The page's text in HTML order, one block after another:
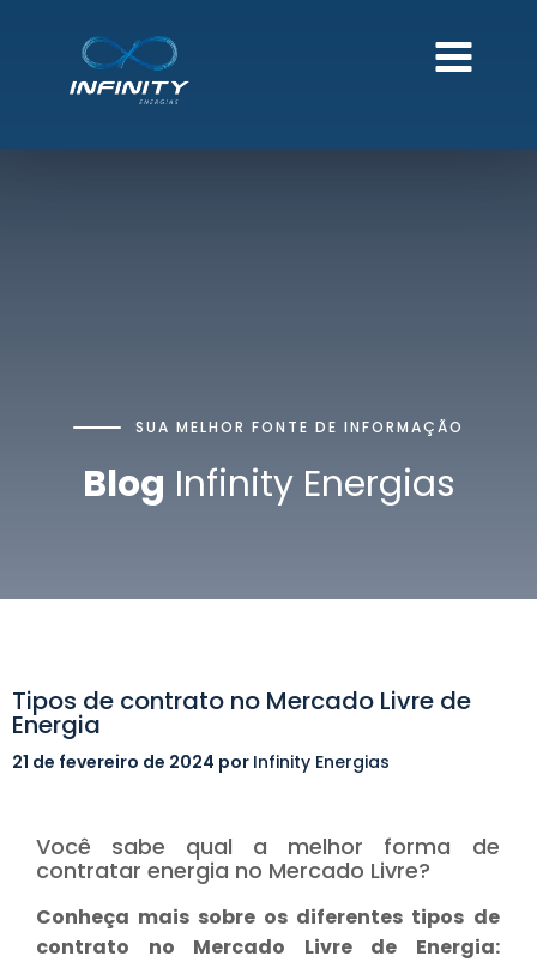
SUA MELHOR FONTE DE INFORMAÇÃO
Blog Infinity Energias
Tipos de contrato no Mercado Livre de
Energia
21 de fevereiro de 2024 por Infinity Energias
Você sabe qual a melhor forma de
contratar energia no Mercado Livre?
Conheça mais sobre os diferentes tipos de
contrato no Mercado Livre de Energia: